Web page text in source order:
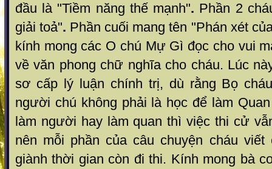
đầu là "Tiềm năng thế mạnh". Phần 2
giải toả". Phần cuối mang tên "Phán xét
kính mong các O chú Mự Gì đọc cho vui
về văn phong chữ nghĩa cho cháu. Lúc
sơ cấp lý luận chính trị, dù rằng Bọ
người chú không phải là học để làm
làm người hay làm quan thì việc thi cử
nên mỗi phần của câu chuyện cháu viết
giành thời gian còn đi thi. Kính mong bà